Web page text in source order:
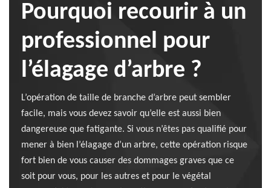
Pourquoi recourir à un
professionnel pour
l’élagage d’arbre ?
L’opération de taille de branche d’arbre peut sembler
facile, mais vous devez savoir qu’elle est aussi bien
dangereuse que fatigante. Si vous n’êtes pas qualifié pour
mener à bien l’élagage d’un arbre, cette opération risque
fort bien de vous causer des dommages graves que ce
soit pour vous, pour les autres et pour le végétal